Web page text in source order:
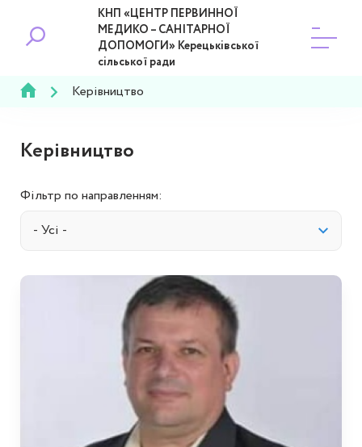
КНП «ЦЕНТР ПЕРВИННОЇ
МЕДИКО – САНІТАРНОЇ
ДОПОМОГИ» Керецьківської
сільської ради
Керівництво
Керівництво
Фільтр по направленням: